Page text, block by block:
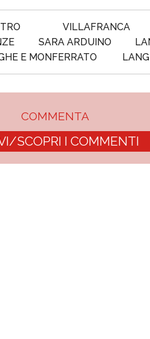
VILLAFRANCA
SARA ARDUINO
E MONFERRATO
COMMENTA
SCOPRI I COMMENTI